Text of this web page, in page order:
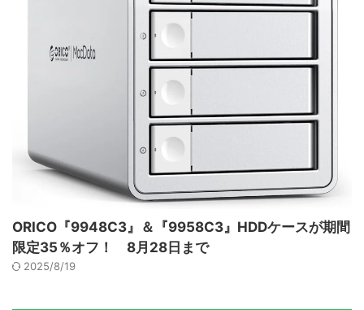
ORICO『9948C3』＆『9958C3』HDDケースが期間
限定35％オフ！ 8月28日まで
2025/8/19